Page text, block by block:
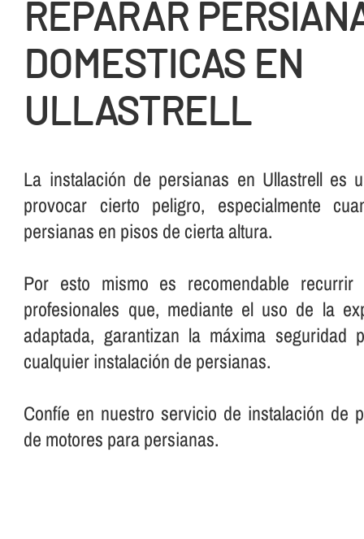
REPARAR
DOMESTICAS EN
ULLASTRELL
La instalación de persianas en Ullastrell es
provocar cierto peligro, especialmente
persianas en pisos de cierta altura.
Por esto mismo es recomendable
profesionales que, mediante el uso de la
adaptada, garantizan la máxima seguridad
cualquier instalación de persianas.
Confí­e en nuestro servicio de instalación de
de motores para persianas.